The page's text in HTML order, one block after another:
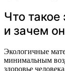
Что
и зачем
Экологичные
минимальным
здоровье